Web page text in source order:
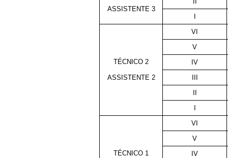
ASSISTENTE 3
TÉCNICO 2
ASSISTENTE 2
VI
V
IV
TÉCNICO 1
VI
V
IV